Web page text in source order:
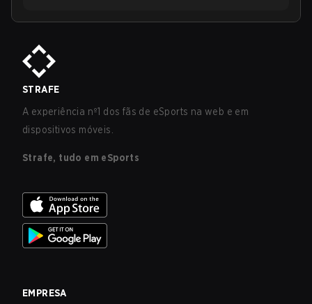
STRAFE
A experiência nº1 dos fãs de eSports na web e em
dispositivos móveis.
Strafe, tudo em eSports
EMPRESA